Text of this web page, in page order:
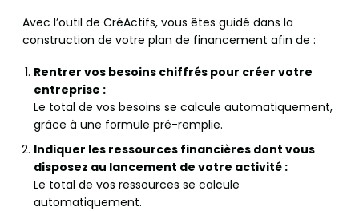
Avec l’outil de CréActifs, vous êtes guidé dans la
construction de votre plan de financement afin de :
Rentrer vos besoins chiffrés pour créer votre
entreprise :
Le total de vos besoins se calcule automatiquement,
grâce à une formule pré-remplie.
Indiquer les ressources financières dont vous
disposez au lancement de votre activité :
Le total de vos ressources se calcule
automatiquement.